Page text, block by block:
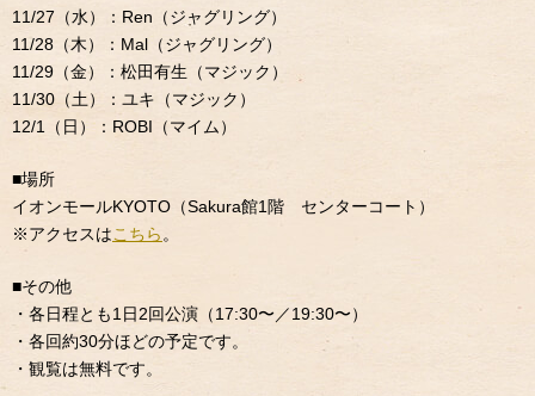
11/27（水）：Ren（ジャグリング）
11/28（木）：Mal（ジャグリング）
11/29（金）：松田有生（マジック）
11/30（土）：ユキ（マジック）
12/1（日）：ROBI（マイム）
■場所
イオンモールKYOTO（Sakura館1階 センターコート）
※アクセスはこちら 。
■その他
・各日程とも1日2回公演（17:30〜／19:30〜）
・各回約30分ほどの予定です。
・観覧は無料です。